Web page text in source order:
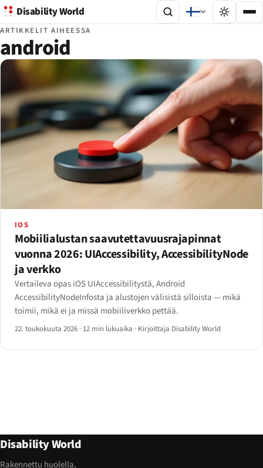
Disability World
ARTIKKELIT AIHEESSA
android
IOS
Mobiilialustan saavutettavuusrajapinnat
vuonna 2026: UIAccessibility, AccessibilityNode
ja verkko
Vertaileva opas iOS UIAccessibilitystä, Android
AccessibilityNodeInfosta ja alustojen välisistä silloista — mikä
toimii, mikä ei ja missä mobiiliverkko pettää.
22. toukokuuta 2026 · 12 min lukuaika · Kirjoittaja Disability World
Disability World
Rakennettu huolella,